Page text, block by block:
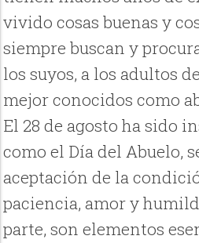
vivido cosas buenas y
siempre buscan y
los suyos, a los adultos
mejor conocidos como
El 28 de agosto ha sido
como el Día del Abuelo,
aceptación de la
paciencia, amor y
parte, son elementos